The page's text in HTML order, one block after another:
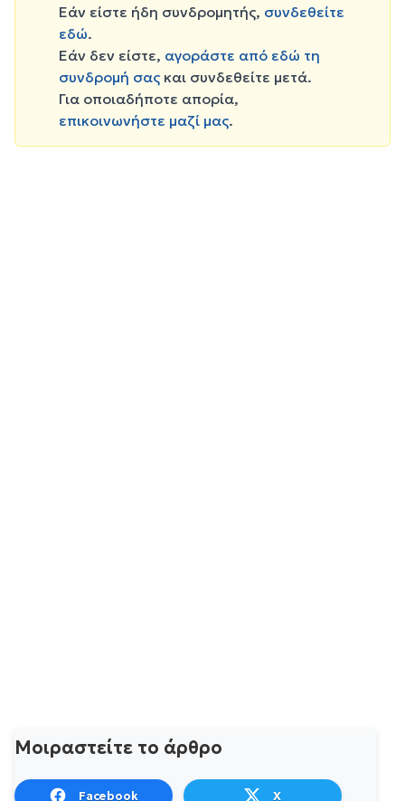
Εάν είστε ήδη συνδρομητής, συνδεθείτε
εδώ.
Εάν δεν είστε, αγοράστε από εδώ τη
συνδρομή σας και συνδεθείτε μετά.
Για οποιαδήποτε απορία,
επικοινωνήστε μαζί μας.
Μοιραστείτε το άρθρο
Facebook X